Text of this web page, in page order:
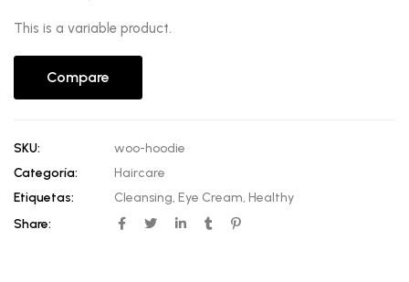
sobre 5
basado en
This is a variable product.
Compare
SKU:
woo-hoodie
Categoría:
Haircare
Etiquetas:
Cleansing, Eye Cream, Healthy
Share: